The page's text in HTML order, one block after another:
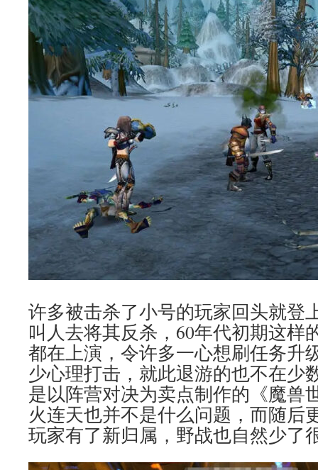
许多被击杀了小号的玩家回头就登
叫人去将其反杀，60年代初期这样
都在上演，令许多一心想刷任务升
少心理打击，就此退游的也不在少
是以阵营对决为卖点制作的《魔兽
火连天也并不是什么问题，而随后
玩家有了新归属，野战也自然少了